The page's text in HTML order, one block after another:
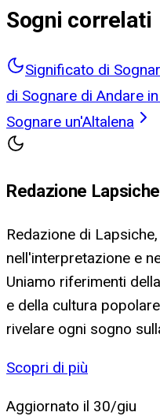
Sogni correlati
Significato di
di Sognare di Andare
Sognare un'Altalena
Redazione Lapsiche
Redazione di
nell'interpretazione e
Uniamo riferimenti
e della cultura
rivelare ogni sogno
Scopri di più
Aggiornato il 30/giu